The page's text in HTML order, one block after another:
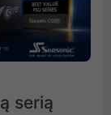
serią